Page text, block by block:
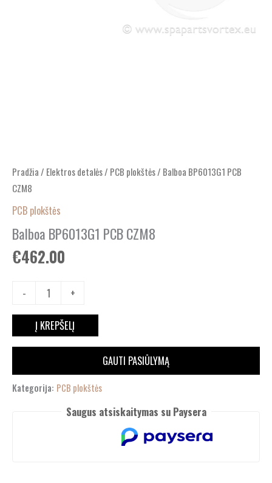
Pradžia / Elektros detalės/ PCB plokštės/ Balboa BP6013G1 PCB
CZM8
PCB plokštės
Balboa BP6013G1 PCB CZM8
€462.00
- +
Į KREPŠELĮ
GAUTI PASIŪLYMĄ
Kategorija: PCB plokštės
Saugus atsiskaitymas su Paysera